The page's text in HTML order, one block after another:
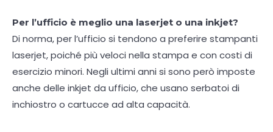
Per l’ufficio è meglio una laserjet o una inkjet?
Di norma, per l’ufficio si tendono a preferire stampanti
laserjet, poiché più veloci nella stampa e con costi di
esercizio minori. Negli ultimi anni si sono però imposte
anche delle inkjet da ufficio, che usano serbatoi di
inchiostro o cartucce ad alta capacità.